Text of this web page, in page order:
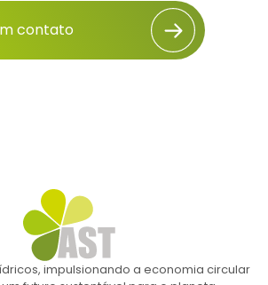
contato
impulsionando a economia circular